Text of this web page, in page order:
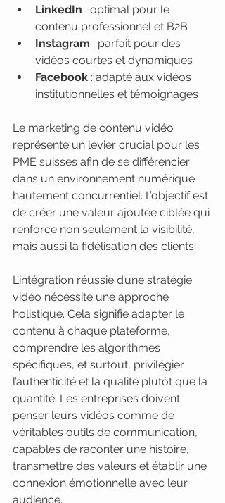
LinkedIn : optimal pour le
contenu professionnel et B2B
Instagram : parfait pour des
vidéos courtes et dynamiques
Facebook : adapté aux vidéos
institutionnelles et témoignages
Le marketing de contenu vidéo
représente un levier crucial pour les
PME suisses afin de se différencier
dans un environnement numérique
hautement concurrentiel. L’objectif est
de créer une valeur ajoutée ciblée qui
renforce non seulement la visibilité,
mais aussi la fidélisation des clients.
L’intégration réussie d’une stratégie
vidéo nécessite une approche
holistique. Cela signifie adapter le
contenu à chaque plateforme,
comprendre les algorithmes
spécifiques, et surtout, privilégier
l’authenticité et la qualité plutôt que la
quantité. Les entreprises doivent
penser leurs vidéos comme de
véritables outils de communication,
capables de raconter une histoire,
transmettre des valeurs et établir une
connexion émotionnelle avec leur
audience.